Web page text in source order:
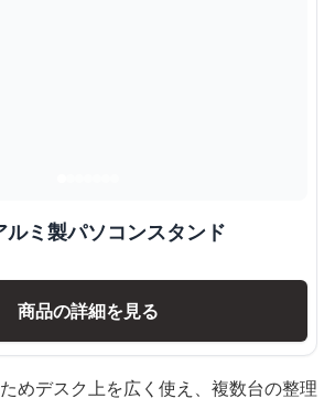
ミ製パソコンスタンド
商品の詳細を見る
めデスク上を広く使え、複数台の整理